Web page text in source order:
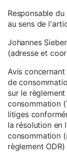
Responsable
au sens de
Johannes
(adresse et
Avis
de
sur le
consommation
litiges
la résolution en
consommation
règlement ODR)